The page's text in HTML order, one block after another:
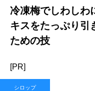
冷凍梅でしわしわ
キスをたっぷり引
ための技
[PR]
シロップ